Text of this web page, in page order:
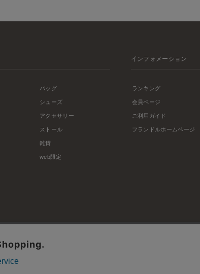
バッグ
シューズ
アクセサリー
ストール
雑貨
web限定
インフォメーション
ランキング
会員ページ
ご利用ガイド
フランドルホームページ